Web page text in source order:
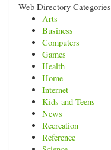
Web Directory Categories
Arts
Business
Computers
Games
Health
Home
Internet
Kids and Teens
News
Recreation
Reference